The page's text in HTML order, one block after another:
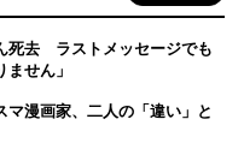
死去 ラストメッセージでも
せん」
漫画家、二人の「違い」と